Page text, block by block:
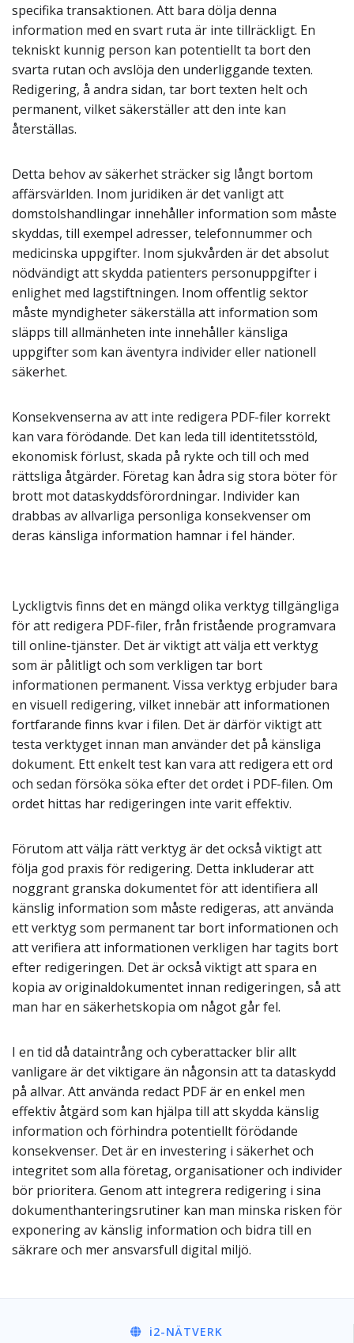
specifika transaktionen. Att bara dölja denna
information med en svart ruta är inte tillräckligt. En
tekniskt kunnig person kan potentiellt ta bort den
svarta rutan och avslöja den underliggande texten.
Redigering, å andra sidan, tar bort texten helt och
permanent, vilket säkerställer att den inte kan
återställas.
Detta behov av säkerhet sträcker sig långt bortom
affärsvärlden. Inom juridiken är det vanligt att
domstolshandlingar innehåller information som måste
skyddas, till exempel adresser, telefonnummer och
medicinska uppgifter. Inom sjukvården är det absolut
nödvändigt att skydda patienters personuppgifter i
enlighet med lagstiftningen. Inom offentlig sektor
måste myndigheter säkerställa att information som
släpps till allmänheten inte innehåller känsliga
uppgifter som kan äventyra individer eller nationell
säkerhet.
Konsekvenserna av att inte redigera PDF-filer korrekt
kan vara förödande. Det kan leda till identitetsstöld,
ekonomisk förlust, skada på rykte och till och med
rättsliga åtgärder. Företag kan ådra sig stora böter för
brott mot dataskyddsförordningar. Individer kan
drabbas av allvarliga personliga konsekvenser om
deras känsliga information hamnar i fel händer.
Lyckligtvis finns det en mängd olika verktyg tillgängliga
för att redigera PDF-filer, från fristående programvara
till online-tjänster. Det är viktigt att välja ett verktyg
som är pålitligt och som verkligen tar bort
informationen permanent. Vissa verktyg erbjuder bara
en visuell redigering, vilket innebär att informationen
fortfarande finns kvar i filen. Det är därför viktigt att
testa verktyget innan man använder det på känsliga
dokument. Ett enkelt test kan vara att redigera ett ord
och sedan försöka söka efter det ordet i PDF-filen. Om
ordet hittas har redigeringen inte varit effektiv.
Förutom att välja rätt verktyg är det också viktigt att
följa god praxis för redigering. Detta inkluderar att
noggrant granska dokumentet för att identifiera all
känslig information som måste redigeras, att använda
ett verktyg som permanent tar bort informationen och
att verifiera att informationen verkligen har tagits bort
efter redigeringen. Det är också viktigt att spara en
kopia av originaldokumentet innan redigeringen, så att
man har en säkerhetskopia om något går fel.
I en tid då dataintrång och cyberattacker blir allt
vanligare är det viktigare än någonsin att ta dataskydd
på allvar. Att använda redact PDF är en enkel men
effektiv åtgärd som kan hjälpa till att skydda känslig
information och förhindra potentiellt förödande
konsekvenser. Det är en investering i säkerhet och
integritet som alla företag, organisationer och individer
bör prioritera. Genom att integrera redigering i sina
dokumenthanteringsrutiner kan man minska risken för
exponering av känslig information och bidra till en
säkrare och mer ansvarsfull digital miljö.
i2-NÄTVERK